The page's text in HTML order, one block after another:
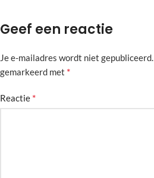
Geef een reactie
Je e-mailadres wordt niet gepubliceerd.
gemarkeerd met *
Reactie *
Alternative: